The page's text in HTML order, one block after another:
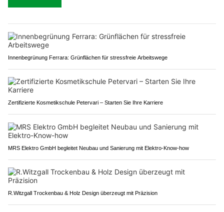
Innenbegrünung Ferrara: Grünflächen für stressfreie Arbeitswege
Zertifizierte Kosmetikschule Petervari – Starten Sie Ihre Karriere
MRS Elektro GmbH begleitet Neubau und Sanierung mit Elektro-Know-how
R.Witzgall Trockenbau & Holz Design überzeugt mit Präzision